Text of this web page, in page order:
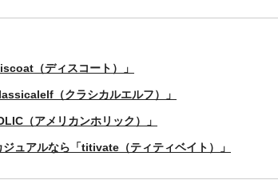
（ディスコート）」
（クラシカルエルフ）」
（アメリカンホリック）」
ュアルなら「titivate（ティティベイト）」